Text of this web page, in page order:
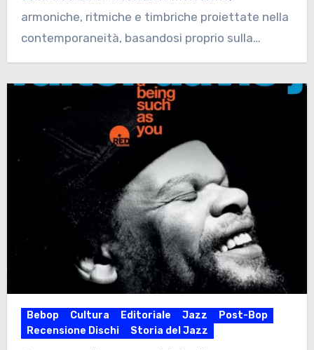
armoniche, ritmiche e timbriche proiettate nella
contemporaneità, basandosi proprio sulla
Bebop Cultura Editoriale Jazz
Post-Bop
Recensione Dischi
Storia del Jazz